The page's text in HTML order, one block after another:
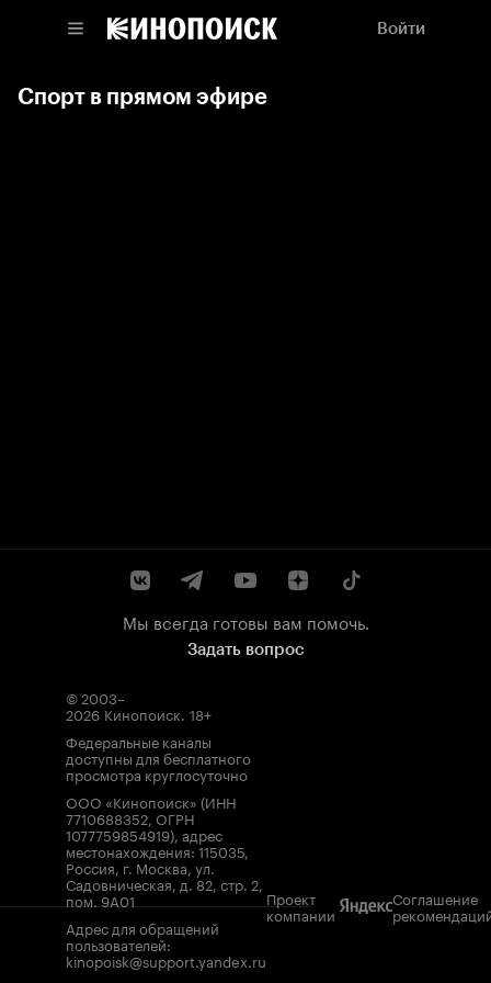
Войти
Спорт в прямом эфире
Мы всегда готовы вам помочь.
Задать вопрос
© 2003–
2026 Кинопоиск. 18+
Федеральные каналы
доступны для бесплатного
просмотра круглосуточно
ООО «Кинопоиск» (ИНН
7710688352, ОГРН
1077759854919), адрес
местонахождения: 115035,
Россия, г. Москва, ул.
Садовническая, д. 82, стр. 2,
пом. 9А01
Адрес для обращений
пользователей:
kinopoisk@support.yandex.ru
Проект
компании
Соглашение